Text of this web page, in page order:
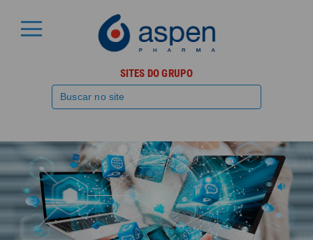
SITES DO GRUPO